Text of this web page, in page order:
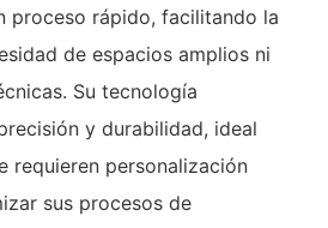
proceso rápido, facilitando la
de espacios amplios ni
Su tecnología
y durabilidad, ideal
requieren personalización
sus procesos de